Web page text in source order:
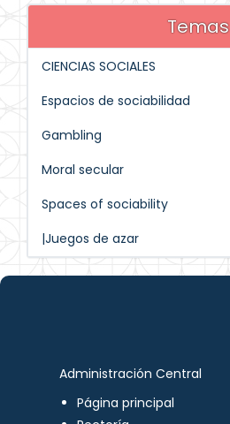
Temas
CIENCIAS SOCIALES
Espacios de sociabilidad
Gambling
Moral secular
Spaces of sociability
|Juegos de azar
Administración Central
Página principal